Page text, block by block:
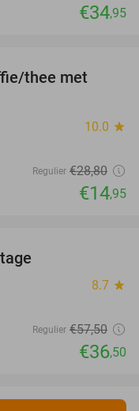
€34,95
thee met
10.0 star
Regulier €28,80
€14,95
8.7 star
Regulier €57,50
€36,50